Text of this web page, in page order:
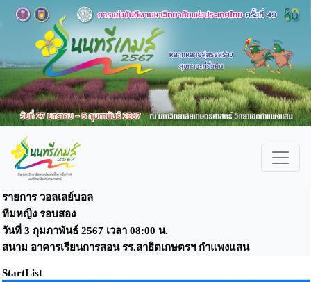
รายการ วอลเลย์บอล
ทีมหญิง รอบสอง
วันที่ 3 กุมภาพันธ์ 2567 เวลา 08:00 น.
สนาม อาคารเรียนการสอน รร.สาธิตเกษตรฯ กำแพงแสน
StartList